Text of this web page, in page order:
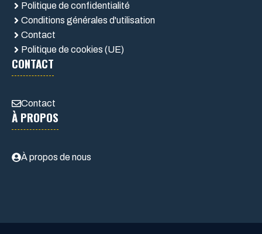
Politique de confidentialité
Conditions générales d'utilisation
Contact
Politique de cookies (UE)
CONTACT
Contact
À PROPOS
À propos de nous